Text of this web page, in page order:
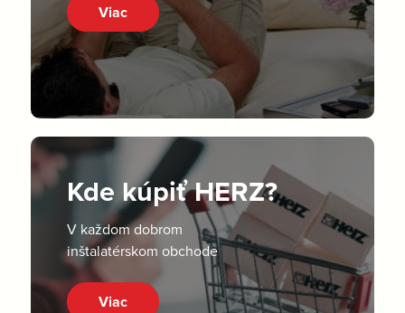
Viac
Kde kúpiť HERZ?
V každom dobrom
inštalatérskom obchode
Viac